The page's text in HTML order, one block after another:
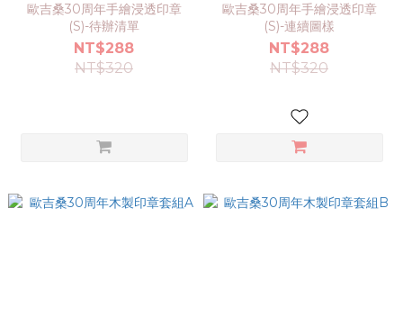
歐吉桑30周年手繪浸透印章
(S)-待辦清單
NT$288
NT$320
歐吉桑30周年手繪浸透印章
(S)-連續圖樣
NT$288
NT$320